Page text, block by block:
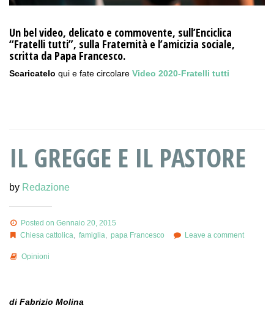
Un bel video, delicato e commovente, sull’Enciclica
“Fratelli tutti”, sulla Fraternità e l’amicizia sociale,
scritta da Papa Francesco.
Scaricatelo qui e fate circolare Video 2020-Fratelli tutti
IL GREGGE E IL PASTORE
by Redazione
Posted on Gennaio 20, 2015
Chiesa cattolica
famiglia papa Francesco Leave a comment
Opinioni
di Fabrizio Molina